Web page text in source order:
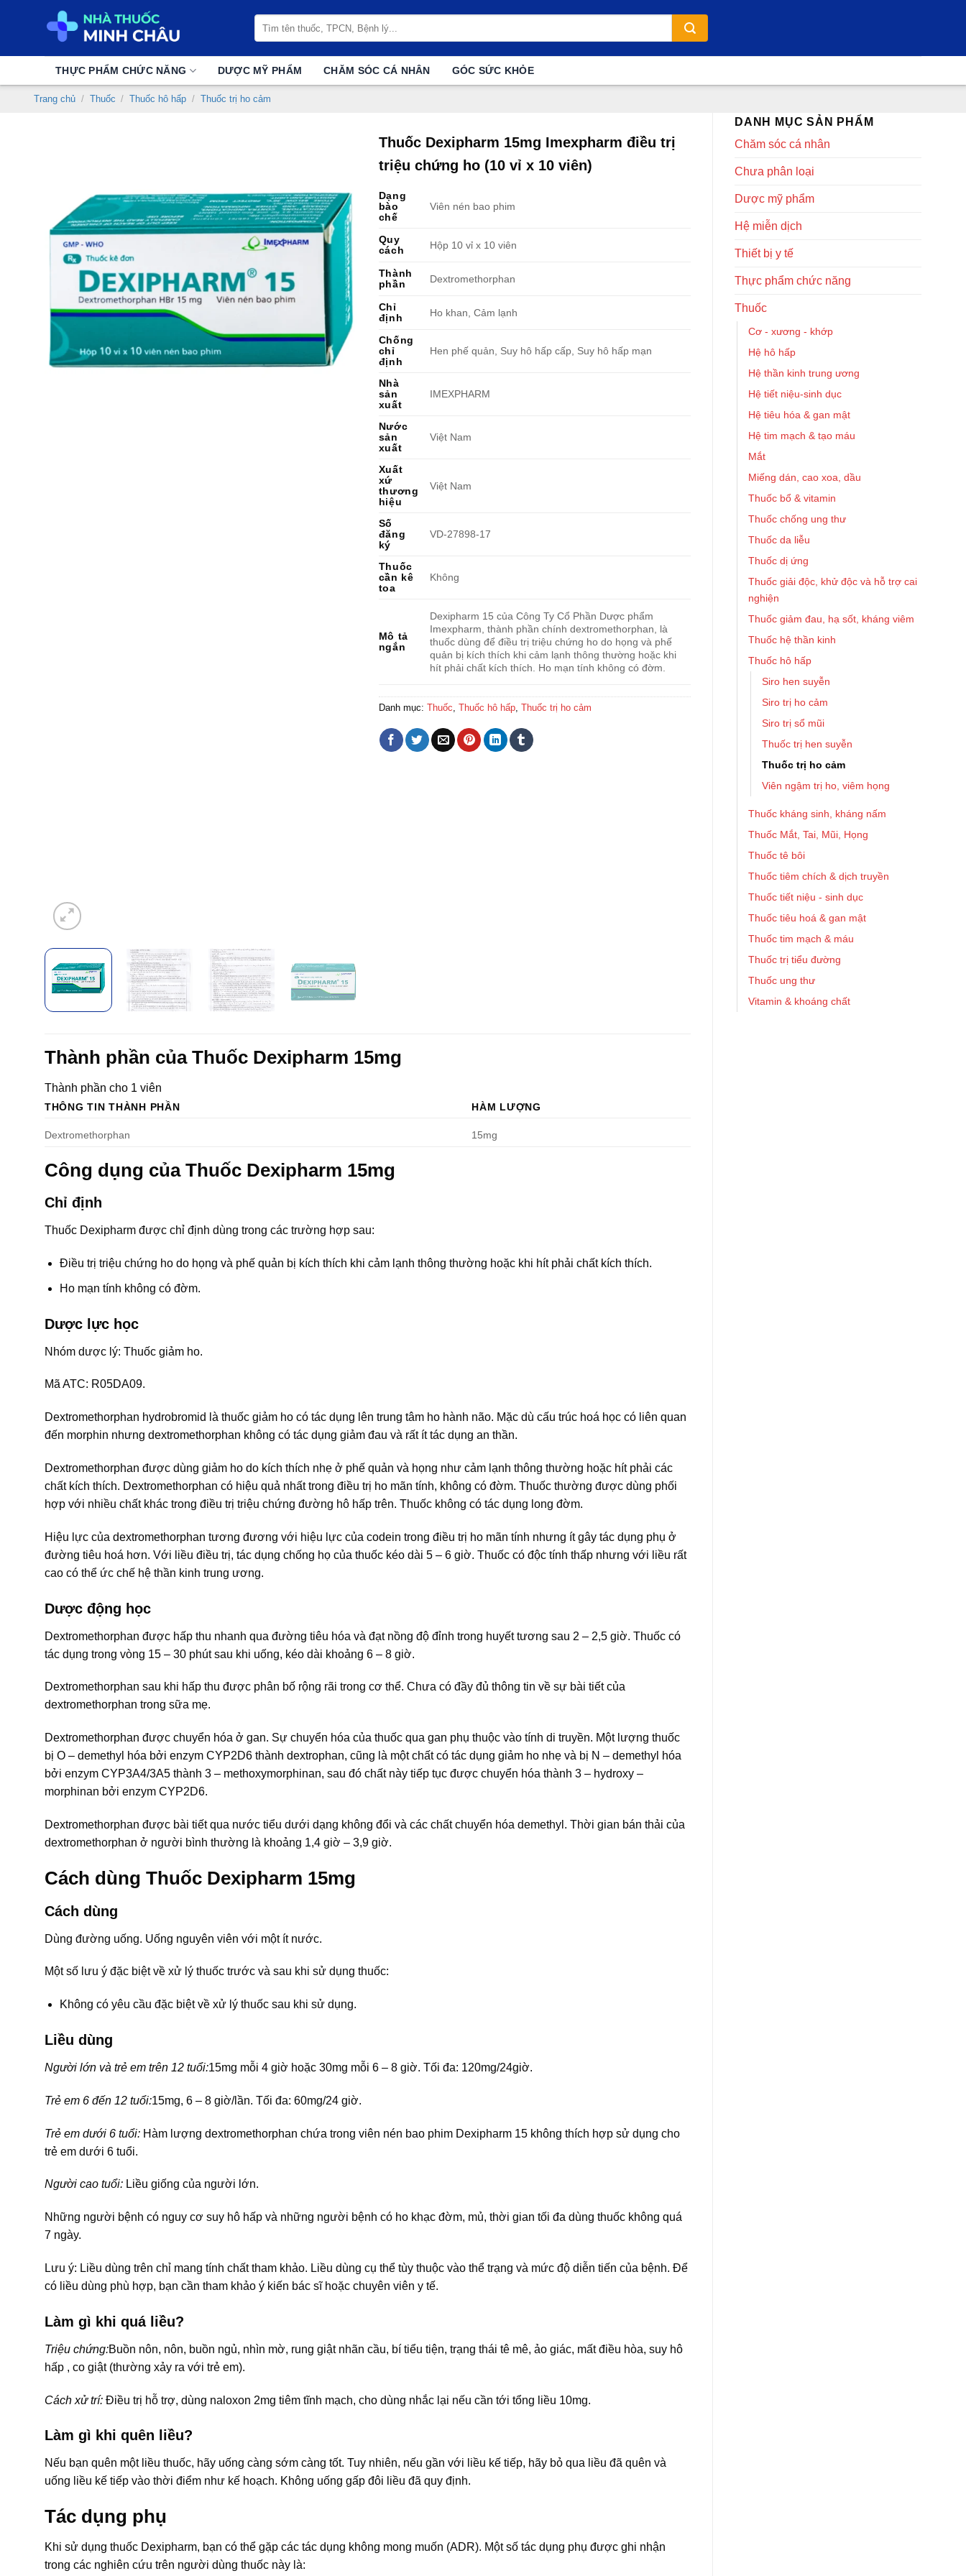
kiếm:
THỰC PHẨM CHỨC NĂNG DƯỢC MỸ PHẨM CHĂM SÓC CÁ NHÂN GÓC SỨC KHỎE
Trang chủ / Thuốc / Thuốc hô hấp / Thuốc trị ho cảm
DANH MỤC SẢN PHẨM
Chăm sóc cá nhân
Chưa phân loại
Dược mỹ phẩm
Hệ miễn dịch
Thiết bị y tế
Thực phẩm chức năng
Thuốc
Cơ - xương - khớp
Hệ hô hấp
Hệ thần kinh trung ương
Hệ tiết niệu-sinh dục
Hệ tiêu hóa & gan mật
Hệ tim mạch & tạo máu
Mắt
Miếng dán, cao xoa, dầu
Thuốc bổ & vitamin
Thuốc chống ung thư
Thuốc da liễu
Thuốc dị ứng
Thuốc giải độc, khử độc và hỗ trợ cai
nghiện
Thuốc giảm đau, hạ sốt, kháng viêm
Thuốc hệ thần kinh
Thuốc hô hấp
Siro hen suyễn
Siro trị ho cảm
Siro trị sổ mũi
Thuốc trị hen suyễn
Thuốc trị ho cảm
Viên ngậm trị ho, viêm họng
Thuốc kháng sinh, kháng nấm
Thuốc Mắt, Tai, Mũi, Họng
Thuốc tê bôi
Thuốc tiêm chích & dịch truyền
Thuốc tiết niệu - sinh dục
Thuốc tiêu hoá & gan mật
Thuốc tim mạch & máu
Thuốc trị tiểu đường
Thuốc ung thư
Vitamin & khoáng chất
Thuốc Dexipharm 15mg Imexpharm điều trị
triệu chứng ho (10 vỉ x 10 viên)
Dạng
bào
chế
Viên nén bao phim
Quy
cách
Hộp 10 vỉ x 10 viên
Thành
phần
Dextromethorphan
Chỉ
định
Ho khan, Cảm lạnh
Chống
chỉ
định
Hen phế quản, Suy hô hấp cấp, Suy hô hấp mạn
Nhà
sản
xuất
IMEXPHARM
Nước
sản
xuất
Việt Nam
Xuất
xứ
thương
hiệu
Việt Nam
Số
đăng
ký
VD-27898-17
Thuốc
cần kê
toa
Không
Mô tả
ngắn
Dexipharm 15 của Công Ty Cổ Phần Dược phẩm
Imexpharm, thành phần chính dextromethorphan, là
thuốc dùng để điều trị triệu chứng ho do họng và phế
quản bị kích thích khi cảm lạnh thông thường hoặc khi
hít phải chất kích thích. Ho mạn tính không có đờm.
Danh mục: Thuốc, Thuốc hô hấp, Thuốc trị ho cảm
Thành phần của Thuốc Dexipharm 15mg
Thành phần cho 1 viên
THÔNG TIN THÀNH PHẦN HÀM LƯỢNG
Dextromethorphan 15mg
Công dụng của Thuốc Dexipharm 15mg
Chỉ định
Thuốc Dexipharm được chỉ định dùng trong các trường hợp sau:
Điều trị triệu chứng ho do họng và phế quản bị kích thích khi cảm lạnh thông thường hoặc khi hít phải chất kích thích.
Ho mạn tính không có đờm.
Dược lực học
Nhóm dược lý: Thuốc giảm ho.
Mã ATC: R05DA09.
Dextromethorphan hydrobromid là thuốc giảm ho có tác dụng lên trung tâm ho hành não. Mặc dù cấu trúc hoá học có liên quan
đến morphin nhưng dextromethorphan không có tác dụng giảm đau và rất ít tác dụng an thần.
Dextromethorphan được dùng giảm ho do kích thích nhẹ ở phế quản và họng như cảm lạnh thông thường hoặc hít phải các
chất kích thích. Dextromethorphan có hiệu quả nhất trong điều trị ho mãn tính, không có đờm. Thuốc thường được dùng phối
hợp với nhiều chất khác trong điều trị triệu chứng đường hô hấp trên. Thuốc không có tác dụng long đờm.
Hiệu lực của dextromethorphan tương đương với hiệu lực của codein trong điều trị ho mãn tính nhưng ít gây tác dụng phụ ở
đường tiêu hoá hơn. Với liều điều trị, tác dụng chống họ của thuốc kéo dài 5 – 6 giờ. Thuốc có độc tính thấp nhưng với liều rất
cao có thể ức chế hệ thần kinh trung ương.
Dược động học
Dextromethorphan được hấp thu nhanh qua đường tiêu hóa và đạt nồng độ đỉnh trong huyết tương sau 2 – 2,5 giờ. Thuốc có
tác dụng trong vòng 15 – 30 phút sau khi uống, kéo dài khoảng 6 – 8 giờ.
Dextromethorphan sau khi hấp thu được phân bố rộng rãi trong cơ thể. Chưa có đầy đủ thông tin về sự bài tiết của
dextromethorphan trong sữa mẹ.
Dextromethorphan được chuyển hóa ở gan. Sự chuyển hóa của thuốc qua gan phụ thuộc vào tính di truyền. Một lượng thuốc
bị O – demethyl hóa bởi enzym CYP2D6 thành dextrophan, cũng là một chất có tác dụng giảm ho nhẹ và bị N – demethyl hóa
bởi enzym CYP3A4/3A5 thành 3 – methoxymorphinan, sau đó chất này tiếp tục được chuyển hóa thành 3 – hydroxy –
morphinan bởi enzym CYP2D6.
Dextromethorphan được bài tiết qua nước tiểu dưới dạng không đổi và các chất chuyển hóa demethyl. Thời gian bán thải của
dextromethorphan ở người bình thường là khoảng 1,4 giờ – 3,9 giờ.
Cách dùng Thuốc Dexipharm 15mg
Cách dùng
Dùng đường uống. Uống nguyên viên với một ít nước.
Một số lưu ý đặc biệt về xử lý thuốc trước và sau khi sử dụng thuốc:
Không có yêu cầu đặc biệt về xử lý thuốc sau khi sử dụng.
Liều dùng
Người lớn và trẻ em trên 12 tuổi:15mg mỗi 4 giờ hoặc 30mg mỗi 6 – 8 giờ. Tối đa: 120mg/24giờ.
Trẻ em 6 đến 12 tuổi:15mg, 6 – 8 giờ/lần. Tối đa: 60mg/24 giờ.
Trẻ em dưới 6 tuổi: Hàm lượng dextromethorphan chứa trong viên nén bao phim Dexipharm 15 không thích hợp sử dụng cho
trẻ em dưới 6 tuổi.
Người cao tuổi: Liều giống của người lớn.
Những người bệnh có nguy cơ suy hô hấp và những người bệnh có ho khạc đờm, mủ, thời gian tối đa dùng thuốc không quá
7 ngày.
Lưu ý: Liều dùng trên chỉ mang tính chất tham khảo. Liều dùng cụ thể tùy thuộc vào thể trạng và mức độ diễn tiến của bệnh. Để
có liều dùng phù hợp, bạn cần tham khảo ý kiến bác sĩ hoặc chuyên viên y tế.
Làm gì khi quá liều?
Triệu chứng:Buồn nôn, nôn, buồn ngủ, nhìn mờ, rung giật nhãn cầu, bí tiểu tiện, trạng thái tê mê, ảo giác, mất điều hòa, suy hô
hấp , co giật (thường xảy ra với trẻ em).
Cách xử trí: Điều trị hỗ trợ, dùng naloxon 2mg tiêm tĩnh mạch, cho dùng nhắc lại nếu cần tới tổng liều 10mg.
Làm gì khi quên liều?
Nếu bạn quên một liều thuốc, hãy uống càng sớm càng tốt. Tuy nhiên, nếu gần với liều kế tiếp, hãy bỏ qua liều đã quên và
uống liều kế tiếp vào thời điểm như kế hoạch. Không uống gấp đôi liều đã quy định.
Tác dụng phụ
Khi sử dụng thuốc Dexipharm, bạn có thể gặp các tác dụng không mong muốn (ADR). Một số tác dụng phụ được ghi nhận
trong các nghiên cứu trên người dùng thuốc này là: